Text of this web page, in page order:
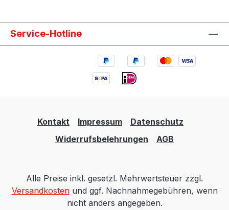
Service-Hotline
Kontakt Impressum
Datenschutz
Widerrufsbelehrungen
AGB
Alle Preise inkl. gesetzl. Mehrwertsteuer zzgl.
Versandkostenund ggf. Nachnahmegebühren, wenn
nicht anders angegeben.